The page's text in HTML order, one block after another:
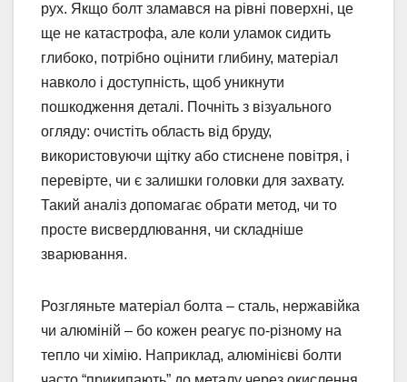
рух. Якщо болт зламався на рівні поверхні, це
ще не катастрофа, але коли уламок сидить
глибоко, потрібно оцінити глибину, матеріал
навколо і доступність, щоб уникнути
пошкодження деталі. Почніть з візуального
огляду: очистіть область від бруду,
використовуючи щітку або стиснене повітря, і
перевірте, чи є залишки головки для захвату.
Такий аналіз допомагає обрати метод, чи то
просте висвердлювання, чи складніше
зварювання.
Розгляньте матеріал болта – сталь, нержавійка
чи алюміній – бо кожен реагує по-різному на
тепло чи хімію. Наприклад, алюмінієві болти